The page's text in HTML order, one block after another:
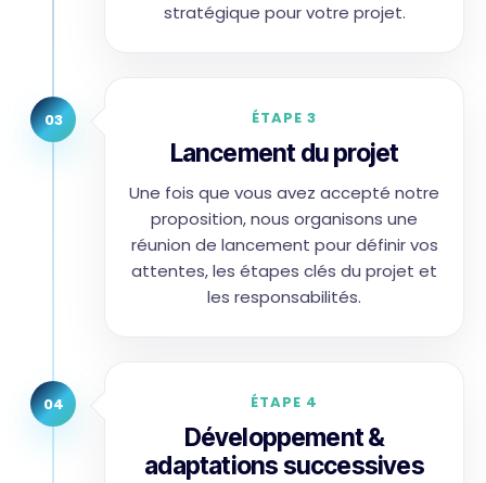
stratégique pour votre projet.
03 ÉTAPE 3
Lancement du projet
Une fois que vous avez accepté notre
proposition, nous organisons une
réunion de lancement pour définir vos
attentes, les étapes clés du projet et
les responsabilités.
04 ÉTAPE 4
Développement &
adaptations successives